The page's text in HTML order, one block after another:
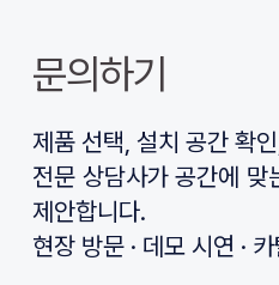
문의하기
제품 선택, 설치 공간 확
전문 상담사가 공간에
제안합니다.
현장 방문 · 데모 시연 ·